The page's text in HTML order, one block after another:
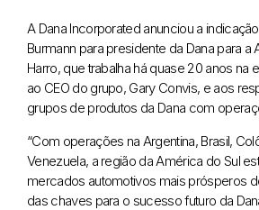
A Dana Incorporated anunciou a
Burmann para presidente da Dana para a
Harro, que trabalha há quase 20 anos na
ao CEO do grupo, Gary Convis, e aos
grupos de produtos da Dana com
“Com operações na Argentina, Brasil,
Venezuela, a região da América do Sul
mercados automotivos mais prósperos
das chaves para o sucesso futuro da